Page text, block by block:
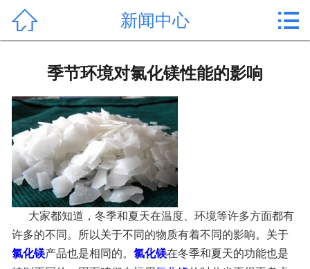
作用用途
行业动态
 新闻中心 
季节环境对氯化镁性能的影响
大家都知道，冬季和夏天在温度、环境等许多方面都有
许多的不同。所以关于不同的物质有着不同的影响。关于
氯化镁产品也是相同的。 氯化镁在冬季和夏天的功能也是